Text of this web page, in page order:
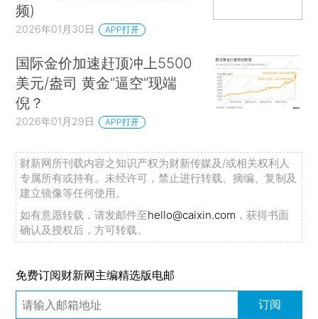
频)
2026年01月30日 APP打开
国际金价加速赶顶冲上5500
美元/盎司 黄金“逼空”现端
倪？
2026年01月29日 APP打开
财新网所刊载内容之知识产权为财新传媒及/或相关权利人
专属所有或持有。未经许可，禁止进行转载、摘编、复制及
建立镜像等任何使用。
如有意愿转载，请发邮件至hello@caixin.com ，获得书面
确认及授权后，方可转载。
免费订阅财新网主编精选版电邮
订阅